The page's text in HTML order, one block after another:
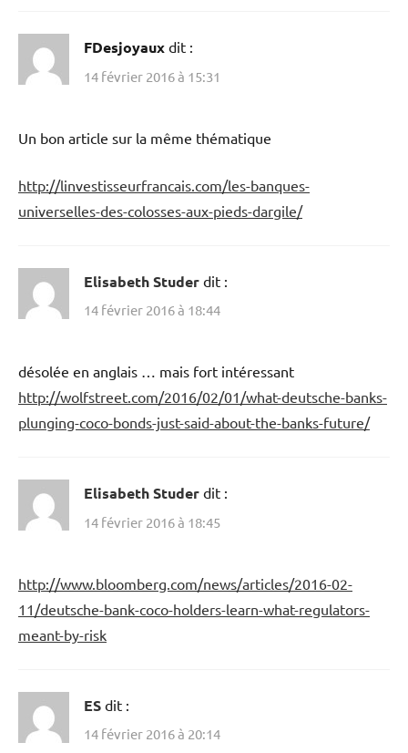
FDesjoyaux dit :
14 février 2016 à 15:31
Un bon article sur la même thématique
http://linvestisseurfrancais.com/les-banques-
universelles-des-colosses-aux-pieds-dargile/
Elisabeth Studer dit :
14 février 2016 à 18:44
désolée en anglais … mais fort intéressant
http://wolfstreet.com/2016/02/01/what-deutsche-banks-
plunging-coco-bonds-just-said-about-the-banks-future/
Elisabeth Studer dit :
14 février 2016 à 18:45
http://www.bloomberg.com/news/articles/2016-02-
11/deutsche-bank-coco-holders-learn-what-regulators-
meant-by-risk
ES dit :
14 février 2016 à 20:14